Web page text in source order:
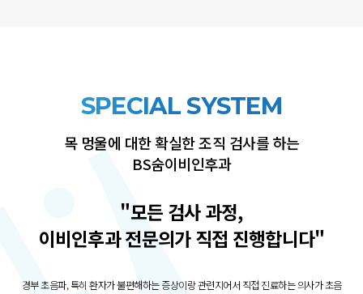
SPECIAL SYSTEM
목 멍울에 대한 확실한 조직 검사를 하는
BS숨이비인후과
"모든 검사 과정,
이비인후과 전문의가 직접 진행합니다"
경부 초음파, 특히 환자가 불편해하는 증상이랑 관련지어서 직접 진료하는 의사가 초음